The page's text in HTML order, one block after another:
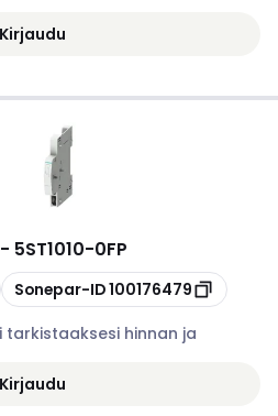
Kirjaudu
0FP
Kopioi
Sonepar-ID100176479
tarkistaaksesi hinnan ja
Kirjaudu